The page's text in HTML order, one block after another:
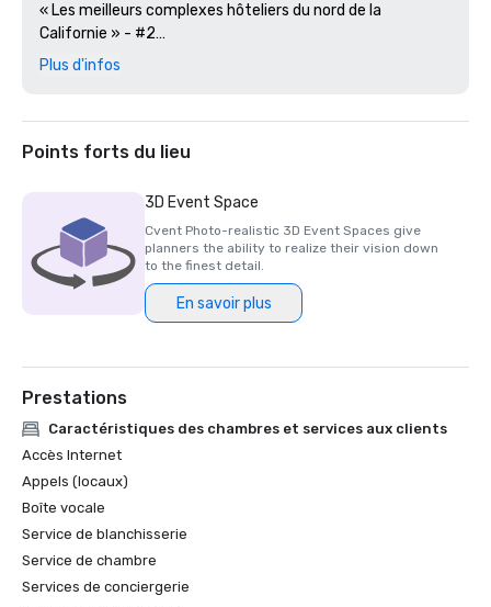
« Les meilleurs complexes hôteliers du nord de la
Californie » - #2
Unis
#1 sur les parcours de golf de la région de la Grande Baie
Magazine de voyage de luxe -2023
Les hôtels les plus romantiques du monde
Prix du restaurant Wine Spectator — 2022
Prix d'excellence Best of
Silicon Business Journal — 2021
#1 Les parcours de golf les plus difficiles de la région de la
Grande Baie
Golfweek Magazine — mai 2021
#7 Les 100 meilleurs parcours auxquels vous pouvez jouer
en Californie et #69 aux États-Unis
Plus d'infos
Points forts du lieu
3D Event Space
Cvent Photo-realistic 3D Event Spaces give
planners the ability to realize their vision down
to the finest detail.
En savoir plus
Prestations
Caractéristiques des chambres et services aux clients
Accès Internet
Appels (locaux)
Boîte vocale
Service de blanchisserie
Service de chambre
Services de conciergerie